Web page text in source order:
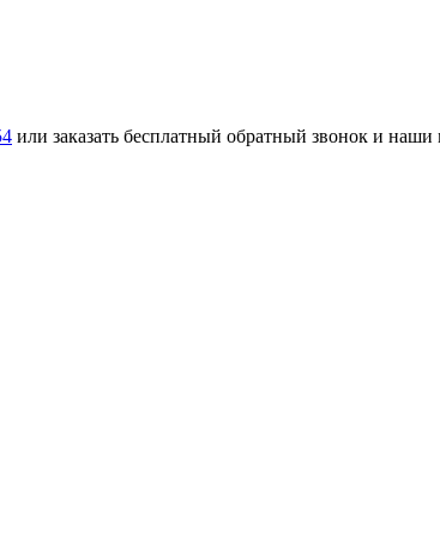
или заказать бесплатный обратный звонок и